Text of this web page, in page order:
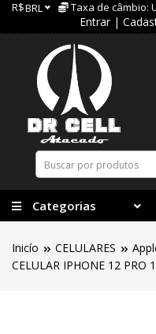
R$BRL Taxa de câmbio:
Entrar |
Categorias
Inicío CELULARES
CELULAR IPHONE 12 PRO